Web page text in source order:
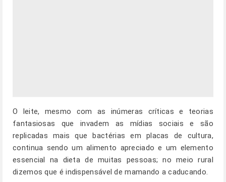
O leite, mesmo com as inúmeras críticas e teorias
fantasiosas que invadem as mídias sociais e são
replicadas mais que bactérias em placas de cultura,
continua sendo um alimento apreciado e um elemento
essencial na dieta de muitas pessoas; no meio rural
dizemos que é indispensável de mamando a caducando.